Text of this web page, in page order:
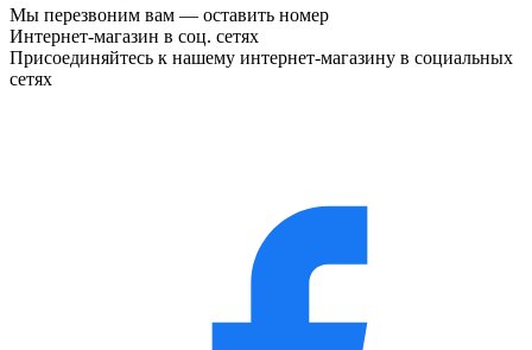
Мы перезвоним вам — оставить номер
Интернет-магазин в соц. сетях
Присоединяйтесь к нашему интернет-магазину в социальных
сетях